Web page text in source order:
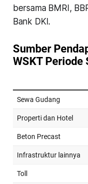
bersama BMRI,
Bank DKI.